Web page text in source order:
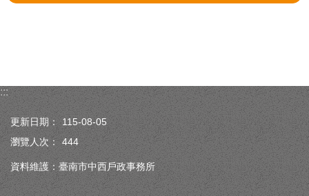
:::
更新日期：
115-08-05
瀏覽人次：
444
資料維護：臺南市中西戶政事務所